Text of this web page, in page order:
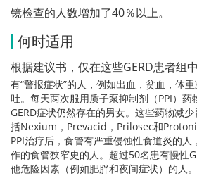
镜检查的人数增加了40％以上。
何时适用
根据建议书，仅在这些GERD患者组
有“警报症状”的人，例如出血，贫血，体
吐。每天两次服用质子泵抑制剂（PPI）药
GERD症状仍然存在的男女。这些药物减
括Nexium，Prevacid，Prilosec和
PPI治疗后，食管有严重侵蚀性食道炎的
作的食管狭窄史的人。超过50名患有慢性
他危险因素（例如肥胖和夜间症状）的人。